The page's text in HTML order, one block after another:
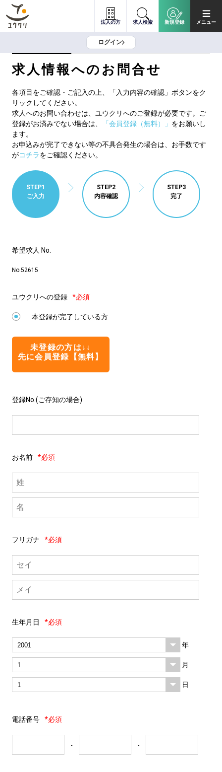
法人の方 求人検索 新規登録 メニュー
ログイン
求人情報へのお問合せ
各項目をご確認・ご記入の上、「入力内容の確認」ボタンをク
リックしてください。
求人へのお問い合わせは、ユウクリへのご登録が必要です。ご
登録がお済みでない場合は、
「会員登録（無料）」 をお願いし
ます。
お申込みが完了できない等の不具合発生の場合は、お手数です
がコチラをご確認ください。
STEP1
ご入力
STEP2
内容確認
STEP3
完了
希望求人 No.
No.52615
ユウクリへの登録 *必須
本登録が完了している方
未登録の方は↓↓
先に会員登録【無料】
登録No.(ご存知の場合)
お名前 *必須
フリガナ *必須
生年月日 *必須
年
月
日
電話番号 *必須
- -